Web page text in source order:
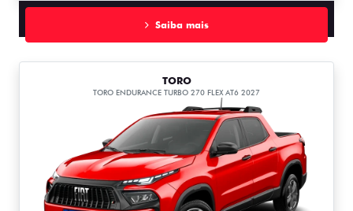
Saiba mais
TORO
TORO ENDURANCE TURBO 270 FLEX AT6 2027